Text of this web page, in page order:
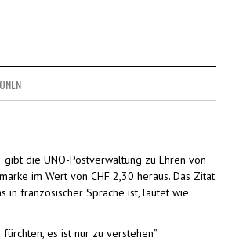
die UNO-Postverwaltung zu Ehren von
im Wert von CHF 2,30 heraus. Das Zitat
in französischer Sprache ist, lautet wie
fürchten, es ist nur zu verstehen”